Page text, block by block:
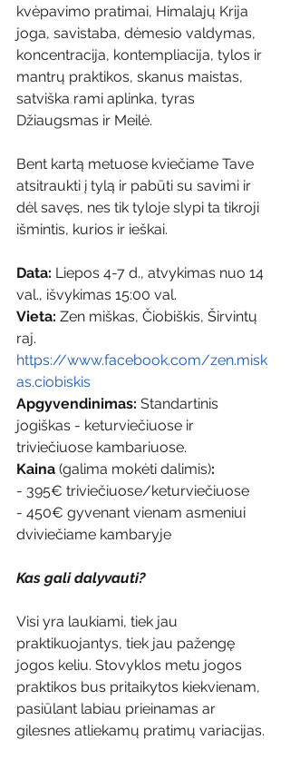
kvėpavimo pratimai, Himalajų Krija
joga, savistaba, dėmesio valdymas,
koncentracija, kontempliacija, tylos ir
mantrų praktikos, skanus maistas,
satviška rami aplinka, tyras
Džiaugsmas ir Meilė.
Bent kartą metuose kviečiame Tave
atsitraukti į tylą ir pabūti su savimi ir
dėl savęs, nes tik tyloje slypi ta tikroji
išmintis, kurios ir ieškai.
Data: Liepos 4-7 d., atvykimas nuo 14
val., išvykimas 15:00 val.
Vieta: Zen miškas, Čiobiškis, Širvintų
raj.
https://www.facebook.com/zen.misk
as.ciobiskis
Apgyvendinimas: Standartinis
jogiškas - keturviečiuose ir
triviečiuose kambariuose.
Kaina (galima mokėti dalimis):
- 395€ triviečiuose/keturviečiuose
- 450€ gyvenant vienam asmeniui
dviviečiame kambaryje
Kas gali dalyvauti?
Visi yra laukiami, tiek jau
praktikuojantys, tiek jau pažengę
jogos keliu. Stovyklos metu jogos
praktikos bus pritaikytos kiekvienam,
pasiūlant labiau prieinamas ar
gilesnes atliekamų pratimų variacijas.